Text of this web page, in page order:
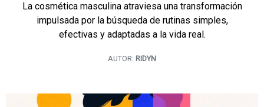
La cosmética masculina atraviesa una transformación
impulsada por la búsqueda de rutinas simples,
efectivas y adaptadas a la vida real.
AUTOR: RIDYN